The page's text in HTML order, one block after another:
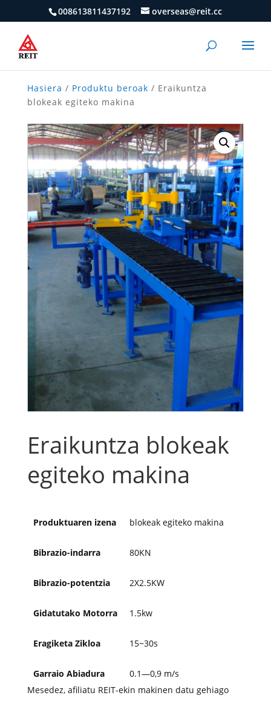
008613811437192 overseas@reit.cc
Hasiera / Produktu beroak / Eraikuntza
blokeak egiteko makina
Eraikuntza blokeak
egiteko makina
Produktuaren izena blokeak egiteko makina
Bibrazio-indarra 80KN
Bibrazio-potentzia 2X2.5KW
Gidatutako Motorra 1.5kw
Eragiketa Zikloa 15~30s
Garraio Abiadura
0.1—0,9 m/s
Mesedez, afiliatu REIT-ekin makinen datu gehiago